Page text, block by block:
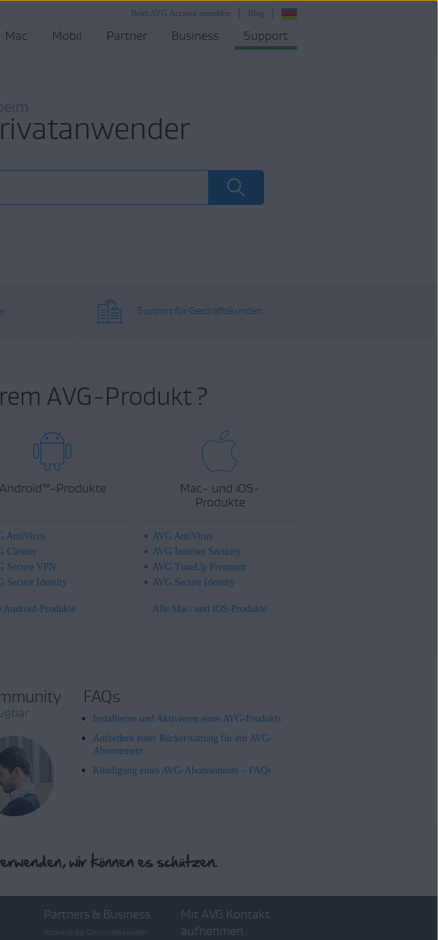
Blog
Beim AVG Account anmelden
Mac Mobil Partner Business Support
Support für Geschäftskunden
AVG-Produkt ?
Android™-Produkte
AntiVirus
Cleaner
Secure VPN
Secure Identity
Android-Produkte
Mac- und iOS-
Produkte
AVG AntiVirus
AVG Internet Security
AVG TuneUp Premium
AVG Secure Identity
Alle Mac- und iOS-Produkte
FAQs
Installieren und Aktivieren eines AVG-Produkts
Anfordern einer Rückerstattung für ein AVG-
Abonnement
Kündigung eines AVG-Abonnements – FAQs
Partners & Business
Mit AVG Kontakt
aufnehmen